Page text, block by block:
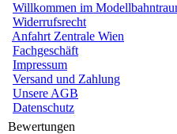
Willkommen im
Widerrufsrecht
Anfahrt Zentrale Wien
Fachgeschäft
Impressum
Versand und Zahlung
Unsere AGB
Datenschutz
Bewertungen